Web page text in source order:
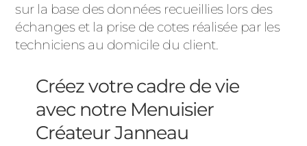
sur la base des données recueillies lors des
échanges et la prise de cotes réalisée par les
techniciens au domicile du client.
Créez votre cadre de vie
avec notre Menuisier
Créateur Janneau